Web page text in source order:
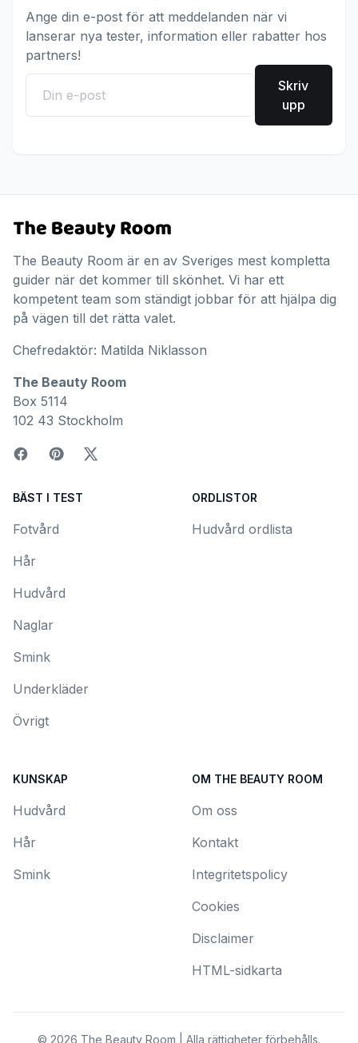
Ange din e-post för att meddelanden när vi
lanserar nya tester, information eller rabatter hos
partners!
Skriv
upp
The Beauty Room är en av Sveriges mest kompletta
guider när det kommer till skönhet. Vi har ett
kompetent team som ständigt jobbar för att hjälpa dig
på vägen till det rätta valet.
Chefredaktör: Matilda Niklasson
The Beauty Room
Box 5114
102 43 Stockholm
BÄST I TEST
Fotvård
Hår
Hudvård
Naglar
Smink
Underkläder
Övrigt
ORDLISTOR
Hudvård ordlista
KUNSKAP
Hudvård
Hår
Smink
OM THE BEAUTY ROOM
Om oss
Kontakt
Integritetspolicy
Cookies
Disclaimer
HTML-sidkarta
© 2026 The Beauty Room | Alla rättigheter förbehålls.